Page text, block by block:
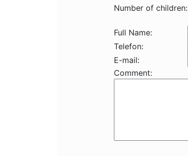
Number of children:
Full Name:
Telefon:
E-mail:
Comment: